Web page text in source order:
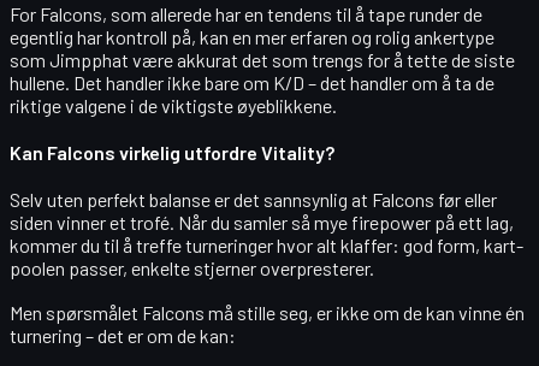
For Falcons, som allerede har en tendens til å tape runder de
egentlig har kontroll på, kan en mer erfaren og rolig ankertype
som Jimpphat være akkurat det som trengs for å tette de siste
hullene. Det handler ikke bare om K/D – det handler om å ta de
riktige valgene i de viktigste øyeblikkene.
Kan Falcons virkelig utfordre Vitality?
Selv uten perfekt balanse er det sannsynlig at Falcons før eller
siden vinner et trofé. Når du samler så mye firepower på ett lag,
kommer du til å treffe turneringer hvor alt klaffer: god form, kart-
poolen passer, enkelte stjerner overpresterer.
Men spørsmålet Falcons må stille seg, er ikke om de kan vinne én
turnering – det er om de kan: